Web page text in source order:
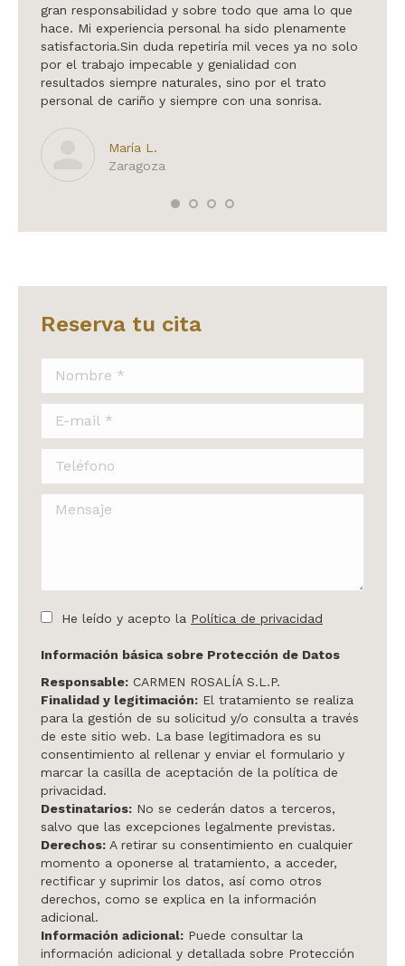
gran responsabilidad y sobre todo que ama lo que
hace. Mi experiencia personal ha sido plenamente
satisfactoria.Sin duda repetiría mil veces ya no solo
por el trabajo impecable y genialidad con
resultados siempre naturales, sino por el trato
personal de cariño y siempre con una sonrisa.
María L.
Zaragoza
Reserva tu cita
Teléfono
Mensaje
He leído y acepto la Política de privacidad
Información básica sobre Protección de Datos
Responsable: CARMEN ROSALÍA S.L.P.
Finalidad y legitimación: El tratamiento se realiza
para la gestión de su solicitud y/o consulta a través
de este sitio web. La base legitimadora es su
consentimiento al rellenar y enviar el formulario y
marcar la casilla de aceptación de la política de
privacidad.
Destinatarios: No se cederán datos a terceros,
salvo que las excepciones legalmente previstas.
Derechos: A retirar su consentimiento en cualquier
momento a oponerse al tratamiento, a acceder,
rectificar y suprimir los datos, así como otros
derechos, como se explica en la información
adicional.
Información adicional: Puede consultar la
información adicional y detallada sobre Protección